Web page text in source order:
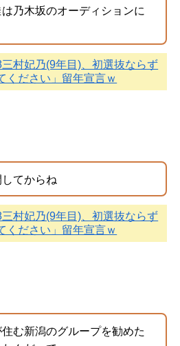
乃木坂のオーディションに
三村妃乃(9年目)、初選抜ならず
ください」留年宣言ｗ
てからね
三村妃乃(9年目)、初選抜ならず
ください」留年宣言ｗ
む新潟のグループを勧めた